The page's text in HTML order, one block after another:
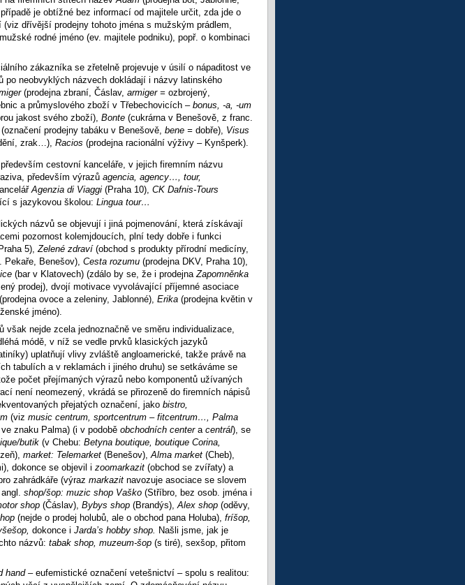
je obtížné bez informací od majitele určit, zda jde o
dřívější prodejny tohoto jména s mužským prádlem,
rodné jméno (ev. majitele podniku), popř. o kombinaci
zákazníka se zřetelně projevuje v úsilí o nápaditost ve
po neobvyklých názvech dokládají i názvy latinského
(prodejna zbraní, Čáslav, armiger = ozbrojený,
a průmyslového zboží v Třebechovicích – bonus, -a, -um
jakost svého zboží), Bonte (cukrárna v Benešově, z franc.
(označení prodejny tabáku v Benešově, bene = dobře), Visus
zrak…), Racios (prodejna racionální výživy – Kynšperk).
cestovní kanceláře, v jejich firemním názvu
především výrazů agencia, agency…, tour,
Agenzia di Viaggi (Praha 10), CK Dafnis-Tours
s jazykovou školou: Lingua tour…
názvů se objevují i jiná pojmenování, která získávají
pozornost kolemjdoucích, plní tedy dobře i funkci
5),Zelené zdraví (obchod s produkty přírodní medicíny,
Pekaře, Benešov), Cesta rozumu (prodejna DKV, Praha 10),
(bar v Klatovech) (zdálo by se, že i prodejnaZapomněnka
prodej), dvojí motivace vyvolávající příjemné asociace
(prodejna ovoce a zeleniny, Jablonné), Erika (prodejna květin v
jméno).
však nejde zcela jednoznačně ve směru individualizace,
módě, v níž se vedle prvků klasických jazyků
uplatňují vlivy zvláště angloamerické, takže právě na
tabulích a v reklamách i jiného druhu) se setkáváme se
počet přejímaných výrazů nebo komponentů užívaných
není neomezený, vkrádá se přirozeně do firemních nápisů
přejatých označení, jako bistro,
(viz music centrum, sportcentrum – fitcentrum…, Palma
znaku Palma) (i v podobě obchodních center a centrál), se
butik (v Chebu: Betyna boutique, boutique Corina,
market: Telemarket (Benešov),Alma market (Cheb),
dokonce se objevil i zoomarkazit (obchod se zvířaty) a
zahrádkáře (výraz markazit navozuje asociace se slovem
shop/šop: muzic shop Vaško (Stříbro, bez osob. jména i
shop (Čáslav), Bybys shop (Brandýs),Alex shop (oděvy,
(nejde o prodej holubů, ale o obchod pana Holuba), fríšop,
dokonce i Jarda’s hobby shop. Našli jsme, jak je
názvů: tabak shop, muzeum-šop (s tiré), sexšop, přitom
hand – eufemistické označení vetešnictví – spolu s realitou: